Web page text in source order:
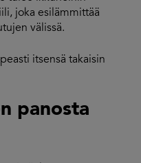
joka esilämmittää
välissä.
itsensä takaisin
panosta